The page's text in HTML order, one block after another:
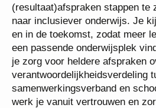
(resultaat)afspraken stappen te
beweging naar inclusiever
nodig is, nu en in de toekomst,
leerlingen thuisnabij een
vinden. Waar nodig draag je
afspraken over de taak- en
verantwoordelijkheidsverdeling
samenwerkingsverband en